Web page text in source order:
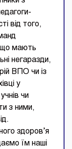
від того,
що мають
негаразди,
ВПО чи із
у
чи
з ними,
здоров’я
їм наші